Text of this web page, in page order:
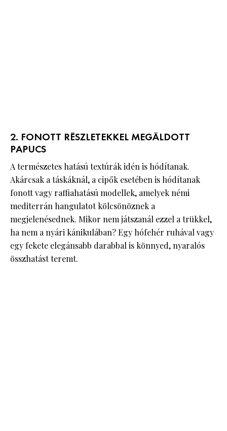
2. FONOTT RÉSZLETEKKEL MEGÁLDOTT
PAPUCS
A természetes hatású textúrák idén is hódítanak.
Akárcsak a táskáknál, a cipők esetében is hódítanak
fonott vagy raffiahatású modellek, amelyek némi
mediterrán hangulatot kölcsönöznek a
megjelenésednek. Mikor nem játszanál ezzel a trükkel,
ha nem a nyári kánikulában? Egy hófehér ruhával vagy
egy fekete elegánsabb darabbal is könnyed, nyaralós
összhatást teremt.